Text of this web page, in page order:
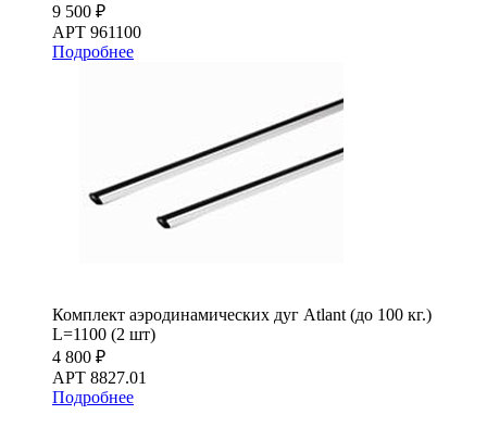
9 500 ₽
АРТ 961100
Подробнее
Комплект аэродинамических дуг Atlant (до 100 кг.)
L=1100 (2 шт)
4 800 ₽
АРТ 8827.01
Подробнее